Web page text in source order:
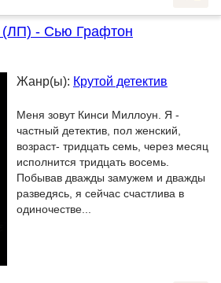
(ЛП) - Сью Графтон
Жанр(ы): Крутой детектив
Меня зовут Кинси Миллоун. Я -
частный детектив, пол женский,
возраст- тридцать семь, через месяц
исполнится тридцать восемь.
Побывав дважды замужем и дважды
разведясь, я сейчас счастлива в
одиночестве...